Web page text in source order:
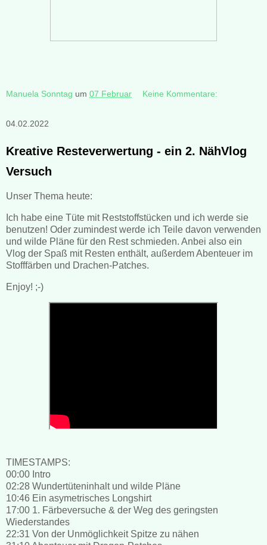
Manuela Sonntag um 07 Februar Keine Kommentare:
04.02.2022
Kreative Resteverwertung - ein 2. NähVlog
Versuch
Unser Thema heute:
Ich habe eine Tüte mit Reststoffstücken und ich werde sie
benutzen! Oder zumindest werde ich Teile davon verwenden
und wilde Pläne für den Rest schmieden. Anbei also ein
Vlog der Spaß mit Resten enthält, außerdem Abenteuer im
Stofffärben und Drachen-Patches.
Enjoy! ;-)
TIMESTAMPS:
00:00 Intro
02:28 Wundertüteninhalt und wilde Pläne
10:46 Ein asymetrisches Longshirt
17:00 1. Färbeversuche & der Weg des geringsten
Wiederstandes
22:31 Von der Unmöglichkeit Spitze zu nähen